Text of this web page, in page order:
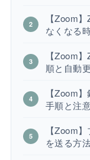
【Zoom
なくなる
【Zoom
順と自動
【Zoom
手順と注
【Zoom
を送る方